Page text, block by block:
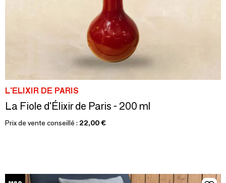
L'ELIXIR DE PARIS
La Fiole d'Élixir de Paris - 200 ml
Prix de vente conseillé : 22,00 €